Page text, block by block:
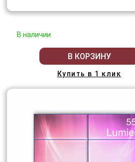
В наличии
В КОРЗИНУ
Купить в 1 клик